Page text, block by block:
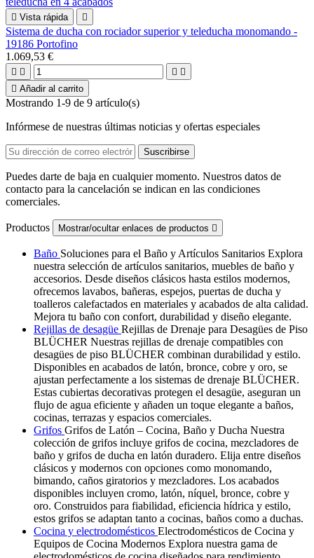
 Vista rápida 
Sistema de ducha con rociador superior y teleducha monomando -
19186 Portofino
1.069,53 €
   
 Añadir al carrito
Mostrando 1-9 de 9 artículo(s)
Infórmese de nuestras últimas noticias y ofertas especiales
Puedes darte de baja en cualquier momento. Nuestros datos de
contacto para la cancelación se indican en las condiciones
comerciales.
Productos Mostrar/ocultar enlaces de productos 
Baño Soluciones para el Baño y Artículos Sanitarios Explora
nuestra selección de artículos sanitarios, muebles de baño y
accesorios. Desde diseños clásicos hasta estilos modernos,
ofrecemos lavabos, bañeras, espejos, puertas de ducha y
toalleros calefactados en materiales y acabados de alta calidad.
Mejora tu baño con confort, durabilidad y diseño elegante.
Rejillas de desagüe Rejillas de Drenaje para Desagües de Piso
BLÜCHER Nuestras rejillas de drenaje compatibles con
desagües de piso BLÜCHER combinan durabilidad y estilo.
Disponibles en acabados de latón, bronce, cobre y oro, se
ajustan perfectamente a los sistemas de drenaje BLÜCHER.
Estas cubiertas decorativas protegen el desagüe, aseguran un
flujo de agua eficiente y añaden un toque elegante a baños,
cocinas, terrazas y espacios comerciales.
Grifos Grifos de Latón – Cocina, Baño y Ducha Nuestra
colección de grifos incluye grifos de cocina, mezcladores de
baño y grifos de ducha en latón duradero. Elija entre diseños
clásicos y modernos con opciones como monomando,
bimando, caños giratorios y mezcladores. Los acabados
disponibles incluyen cromo, latón, níquel, bronce, cobre y
oro. Construidos para fiabilidad, eficiencia hídrica y estilo,
estos grifos se adaptan tanto a cocinas, baños como a duchas.
Cocina y electrodomésticos Electrodomésticos de Cocina y
Equipos de Cocina Modernos Explora nuestra gama de